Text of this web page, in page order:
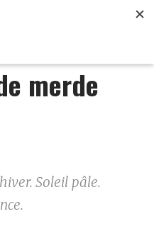
merde
Soleil pâle.